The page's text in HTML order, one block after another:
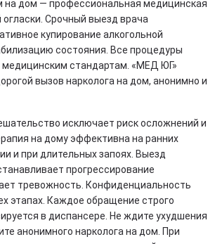
на дом — профессиональная медицинская
Срочный выезд врача
купирование алкогольной
состояния. Все процедуры
медицинским стандартам. «МЕД ЮГ»
вызов нарколога на дом, анонимно и
исключает риск осложнений и
на дому эффективна на ранних
и при длительных запоях. Выезд
прогрессирование
тревожность. Конфиденциальность
этапах. Каждое обращение строго
в диспансере. Не ждите ухудшения
анонимного нарколога на дом. При